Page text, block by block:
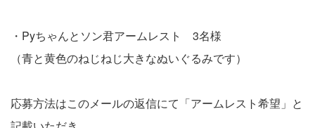
・Pyちゃんとソン君アームレスト 3名様
（青と黄色のねじねじ大きなぬいぐるみです）
応募方法はこのメールの返信にて「アームレスト希望」と